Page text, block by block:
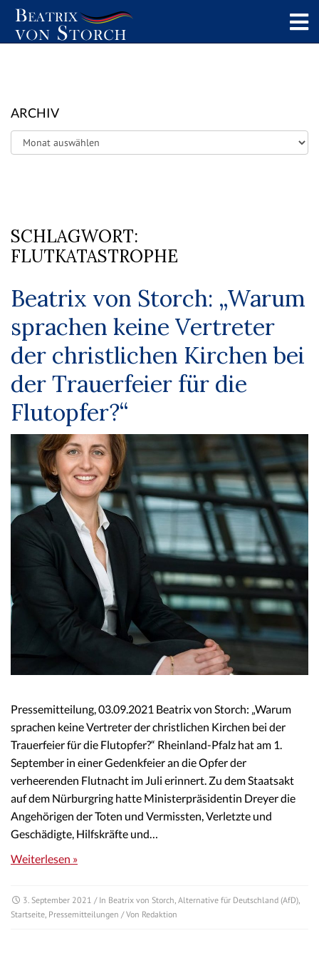
ARCHIV
Archiv
SCHLAGWORT:
FLUTKATASTROPHE
Beatrix von Storch: „Warum
sprachen keine Vertreter
der christlichen Kirchen bei
der Trauerfeier für die
Flutopfer?“
Pressemitteilung, 03.09.2021 Beatrix von Storch: „Warum
sprachen keine Vertreter der christlichen Kirchen bei der
Trauerfeier für die Flutopfer?“ Rheinland-Pfalz hat am 1.
September in einer Gedenkfeier an die Opfer der
verheerenden Flutnacht im Juli erinnert. Zu dem Staatsakt
auf dem Nürburgring hatte Ministerpräsidentin Dreyer die
Angehörigen der Toten und Vermissten, Verletzte und
Geschädigte, Hilfskräfte und…
Weiterlesen »
3. September 2021 / In Beatrix von Storch Alternative für Deutschland (AfD)
Startseite Pressemitteilungen / Von Redaktion